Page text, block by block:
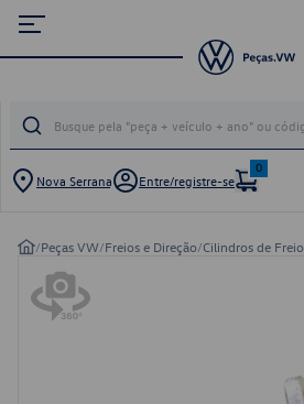
Nova Serrana Entre/registre-se
0
/Peças VW/Freios e Direção/Cilindros de Freio